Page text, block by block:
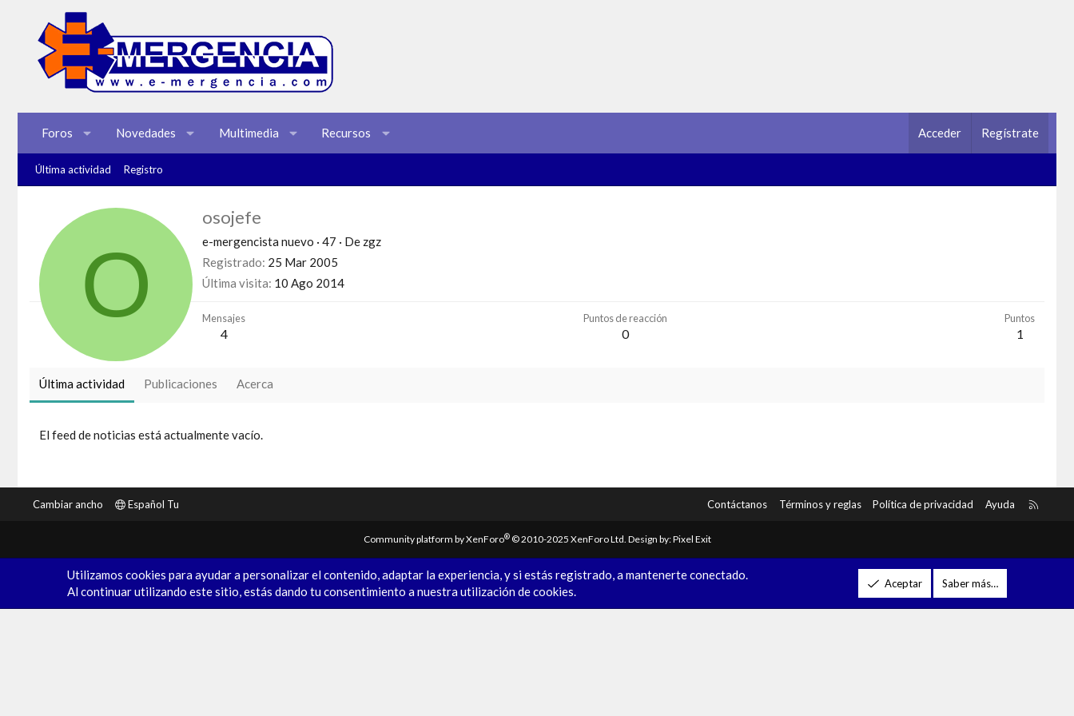
Foros Novedades Multimedia Recursos Acceder Regístrate
Última actividad Registro
O
osojefe
e-mergencista nuevo · 47 · De zgz
Registrado 25 Mar 2005
Última visita 10 Ago 2014
Mensajes
4
Puntos de reacción
0
Puntos
1
Última actividad Publicaciones Acerca
El feed de noticias está actualmente vacío.
Cambiar ancho Español Tu Contáctanos Términos y reglas Política de privacidad Ayuda
Community platform by XenForo® © 2010-2025 XenForo Ltd. Design by:Pixel Exit
Utilizamos cookies para ayudar a personalizar el contenido, adaptar la experiencia, y si estás registrado, a mantenerte conectado.
Al continuar utilizando este sitio, estás dando tu consentimiento a nuestra utilización de cookies.
Aceptar Saber más…